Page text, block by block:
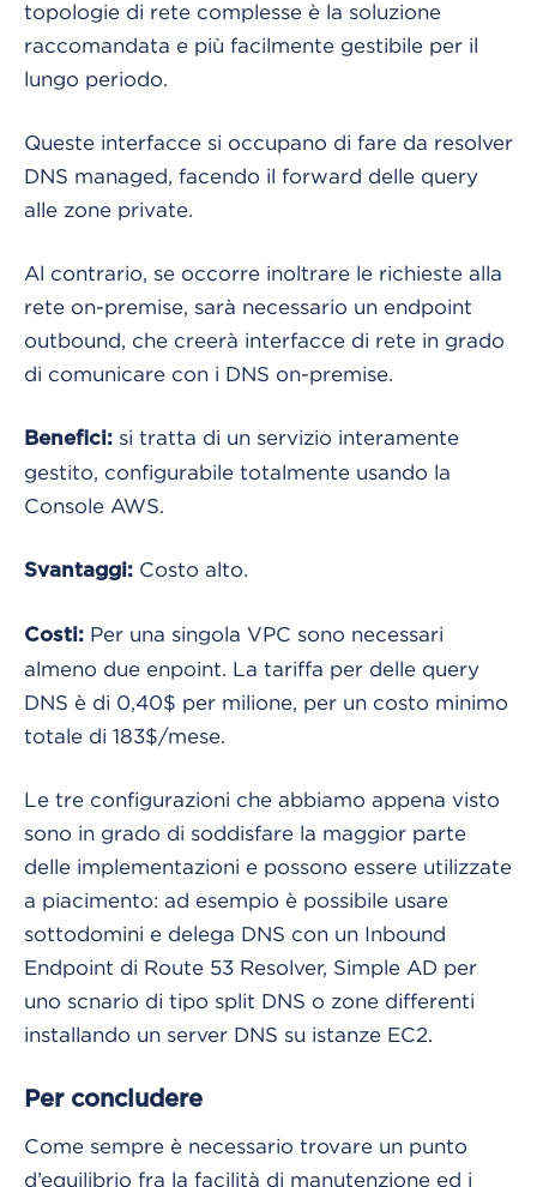
topologie di rete complesse è la soluzione
raccomandata e più facilmente gestibile per il
lungo periodo.
Queste interfacce si occupano di fare da resolver
DNS managed, facendo il forward delle query
alle zone private.
Al contrario, se occorre inoltrare le richieste alla
rete on-premise, sarà necessario un endpoint
outbound, che creerà interfacce di rete in grado
di comunicare con i DNS on-premise.
Benefici: si tratta di un servizio interamente
gestito, configurabile totalmente usando la
Console AWS.
Svantaggi: Costo alto.
Costi: Per una singola VPC sono necessari
almeno due enpoint. La tariffa per delle query
DNS è di 0,40$ per milione, per un costo minimo
totale di 183$/mese.
Le tre configurazioni che abbiamo appena visto
sono in grado di soddisfare la maggior parte
delle implementazioni e possono essere utilizzate
a piacimento: ad esempio è possibile usare
sottodomini e delega DNS con un Inbound
Endpoint di Route 53 Resolver, Simple AD per
uno scnario di tipo split DNS o zone differenti
installando un server DNS su istanze EC2.
Per concludere
Come sempre è necessario trovare un punto
d’equilibrio fra la facilità di manutenzione ed i